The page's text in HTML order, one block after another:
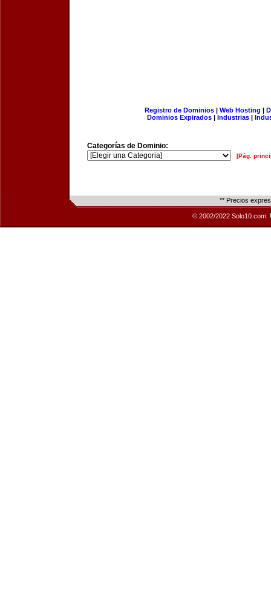
Registro de Dominios| Web Hosting |
Dominios Expirados | Industrias |
Categorías de Dominio:
[Pág.
** Precios
© 2002/2022 Solo10.com